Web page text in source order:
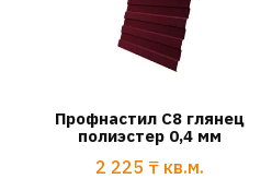
Профнастил С8 глянец
полиэстер 0,4 мм
2 225 ₸ кв.м.